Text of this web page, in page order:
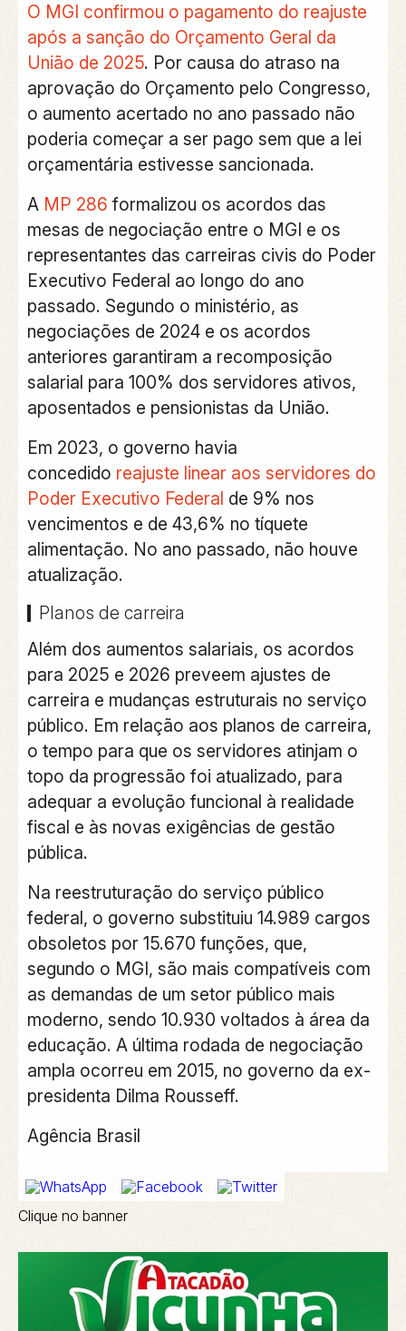
O MGI confirmou o pagamento do reajuste
após a sanção do Orçamento Geral da
União de 2025. Por causa do atraso na
aprovação do Orçamento pelo Congresso,
o aumento acertado no ano passado não
poderia começar a ser pago sem que a lei
orçamentária estivesse sancionada.
A MP 286 formalizou os acordos das
mesas de negociação entre o MGI e os
representantes das carreiras civis do Poder
Executivo Federal ao longo do ano
passado. Segundo o ministério, as
negociações de 2024 e os acordos
anteriores garantiram a recomposição
salarial para 100% dos servidores ativos,
aposentados e pensionistas da União.
Em 2023, o governo havia
concedido reajuste linear aos servidores do
Poder Executivo Federal de 9% nos
vencimentos e de 43,6% no tíquete
alimentação. No ano passado, não houve
atualização.
Planos de carreira
Além dos aumentos salariais, os acordos
para 2025 e 2026 preveem ajustes de
carreira e mudanças estruturais no serviço
público. Em relação aos planos de carreira,
o tempo para que os servidores atinjam o
topo da progressão foi atualizado, para
adequar a evolução funcional à realidade
fiscal e às novas exigências de gestão
pública.
Na reestruturação do serviço público
federal, o governo substituiu 14.989 cargos
obsoletos por 15.670 funções, que,
segundo o MGI, são mais compatíveis com
as demandas de um setor público mais
moderno, sendo 10.930 voltados à área da
educação. A última rodada de negociação
ampla ocorreu em 2015, no governo da ex-
presidenta Dilma Rousseff.
Agência Brasil
Clique no banner